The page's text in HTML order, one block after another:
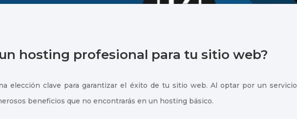
hosting profesional para tu sitio web?
elección clave para garantizar el éxito de tu sitio web. Al optar por un servicio
beneficios que no encontrarás en un hosting básico.